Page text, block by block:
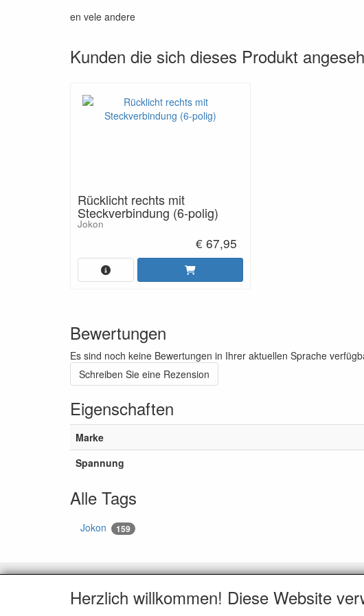
en vele andere
Kunden die sich dieses Produkt
Rücklicht rechts mit
Steckverbindung (6-polig)
Jokon
€ 67,95
Bewertungen
Es sind noch keine Bewertungen in Ihrer aktuellen Sprache
Schreiben Sie eine Rezension
Eigenschaften
Marke
Spannung
Alle Tags
Jokon 159
Herzlich willkommen! Diese Website